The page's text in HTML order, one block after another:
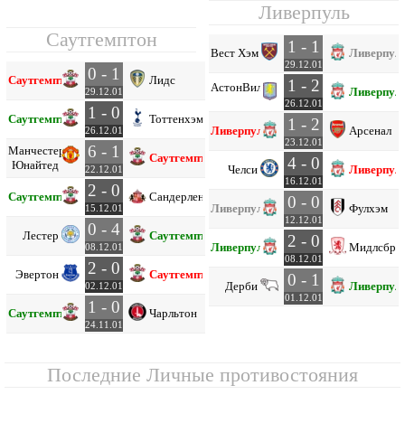
Саутгемптон
Саутгемптон 0 - 1
29.12.01
Лидс
Саутгемптон 1 - 0
26.12.01
Тоттенхэм
Манчестер
Юнайтед
6 - 1
22.12.01
Саутгемптон
Саутгемптон 2 - 0
15.12.01
Сандерленд
Лестер 0 - 4
08.12.01
Саутгемптон
Эвертон 2 - 0
02.12.01
Саутгемптон
Саутгемптон 1 - 0
24.11.01
Чарльтон
Ливерпуль
Вест Хэм 1 - 1
29.12.01
АстонВилла 1 - 2
26.12.01
Ливерпуль 1 - 2
23.12.01
Арсенал
Челси 4 - 0
16.12.01
Ливерпуль 0 - 0
12.12.01
Фулхэм
Ливерпуль 2 - 0
08.12.01
Мидлсбро
Дерби 0 - 1
01.12.01
Последние Личные противостояния